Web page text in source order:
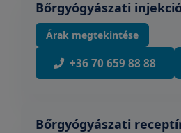
Bőrgyógyászati
Árak megtekintése
+36 70 659 88 88
Bőrgyógyászati